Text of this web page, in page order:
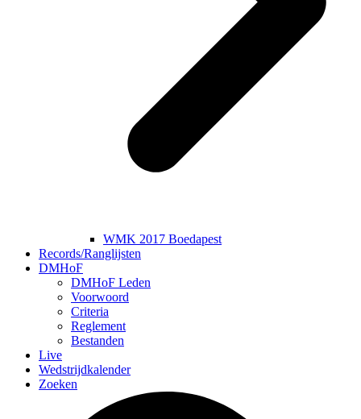
WMK 2017 Boedapest
Records/Ranglijsten
DMHoF
DMHoF Leden
Voorwoord
Criteria
Reglement
Bestanden
Live
Wedstrijdkalender
Zoeken